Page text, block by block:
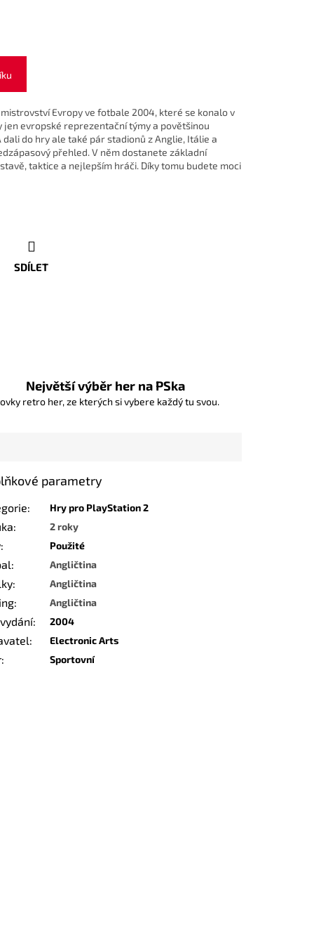
Evropy ve fotbale 2004, které se konalo v
jen evropské reprezentační týmy a povětšinou
do hry ale také pár stadionů z Anglie, Itálie a
přehled. V něm dostanete základní
taktice a nejlepším hráči. Díky tomu budete moci
SDÍLET
Největší výběr her na PSka
retro her, ze kterých si vybere každý tu svou.
parametry
: Hry pro PlayStation 2
: 2 roky
: Použité
: Angličtina
: Angličtina
: Angličtina
: 2004
: Electronic Arts
: Sportovní